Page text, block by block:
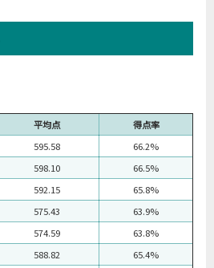
平均点
得点率
595.58
66.2%
598.10
66.5%
592.15
65.8%
575.43
63.9%
574.59
63.8%
588.82
65.4%